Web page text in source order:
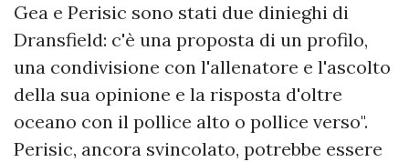
Gea e Perisic sono stati due dinieghi di
Dransfield: c'è una proposta di un profilo,
una condivisione con l'allenatore e l'ascolto
della sua opinione e la risposta d'oltre
oceano con il pollice alto o pollice verso".
Perisic, ancora svincolato, potrebbe essere